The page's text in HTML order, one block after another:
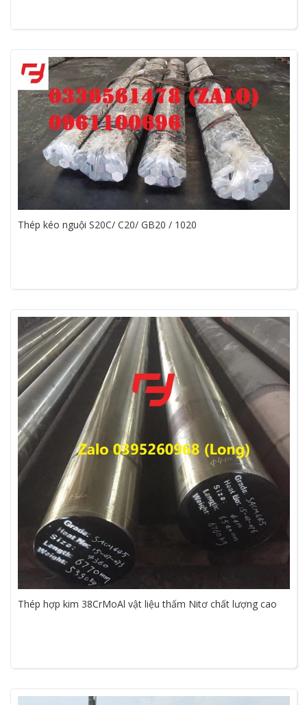
Thép kéo nguội S20C/ C20/ GB20 / 1020
Thép hợp kim 38CrMoAl vật liệu thấm Nitơ chất lượng cao